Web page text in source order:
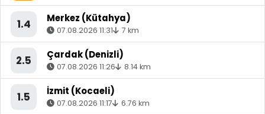
1.4 Merkez (Kütahya)
07.08.2026 11:31 7 km
2.5 Çardak (Denizli)
07.08.2026 11:26 8.14 km
1.5 İzmit (Kocaeli)
07.08.2026 11:17 6.76 km